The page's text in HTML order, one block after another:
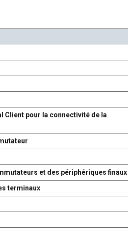
Client pour la connectivité de la
et des périphériques finaux
terminaux